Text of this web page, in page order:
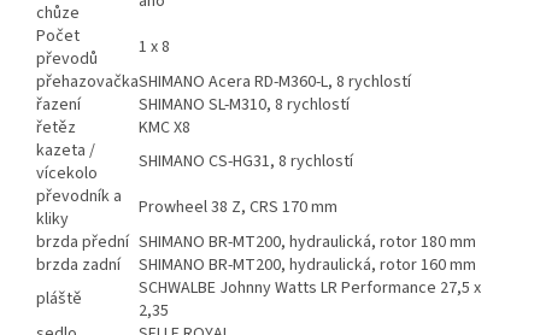
chůze
Počet
převodů
1 x 8
přehazovačkaSHIMANO Acera RD-M360-L, 8 rychlostí
řazení
SHIMANO SL-M310, 8 rychlostí
řetěz
KMC X8
kazeta /
vícekolo
SHIMANO CS-HG31, 8 rychlostí
převodník a
kliky
Prowheel 38 Z, CRS 170 mm
brzda přední SHIMANO BR-MT200, hydraulická, rotor 180 mm
brzda zadní
SHIMANO BR-MT200, hydraulická, rotor 160 mm
pláště
SCHWALBE Johnny Watts LR Performance 27,5 x
2,35